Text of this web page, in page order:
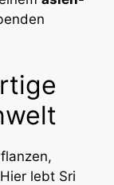
lebt Sri